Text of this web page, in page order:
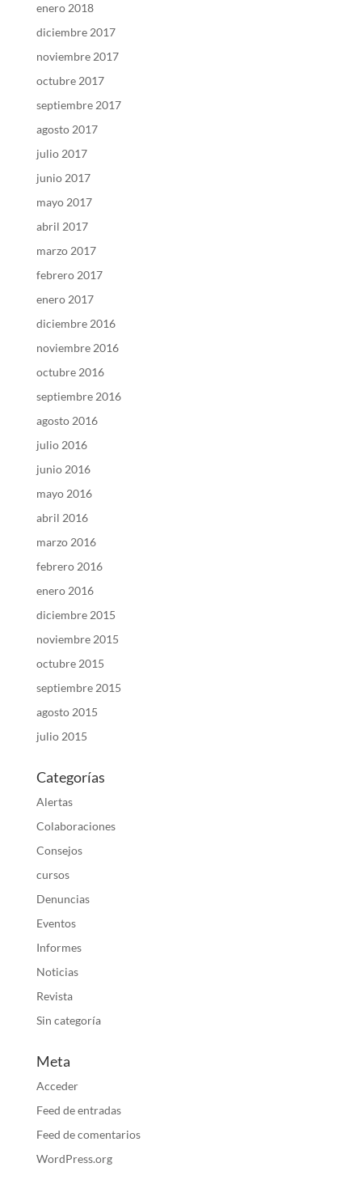
enero 2018
diciembre 2017
noviembre 2017
octubre 2017
septiembre 2017
agosto 2017
julio 2017
junio 2017
mayo 2017
abril 2017
marzo 2017
febrero 2017
enero 2017
diciembre 2016
noviembre 2016
octubre 2016
septiembre 2016
agosto 2016
julio 2016
junio 2016
mayo 2016
abril 2016
marzo 2016
febrero 2016
enero 2016
diciembre 2015
noviembre 2015
octubre 2015
septiembre 2015
agosto 2015
julio 2015
Categorías
Alertas
Colaboraciones
Consejos
cursos
Denuncias
Eventos
Informes
Noticias
Revista
Sin categoría
Meta
Acceder
Feed de entradas
Feed de comentarios
WordPress.org